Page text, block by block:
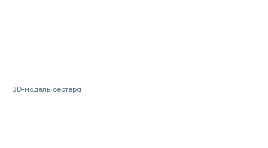
3D-модель сертера